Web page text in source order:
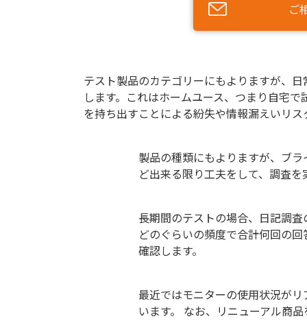
ご
テスト製品のカテゴリーにもよりますが、
します。これはホームユース、つまり自宅
を持ち出すことによる紛失や情報漏えいリ
製品の種類にもよりますが、ブ
ど出来る限り工夫をして、調査を
長期間のテストの場合、日記調
どのぐらいの頻度で合計何回の
確認します。
最近ではモニターの使用状況が
います。 なお、リニューアル商